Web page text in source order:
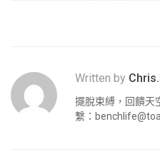
Written by
擺脫束縛，回饋天
繫：